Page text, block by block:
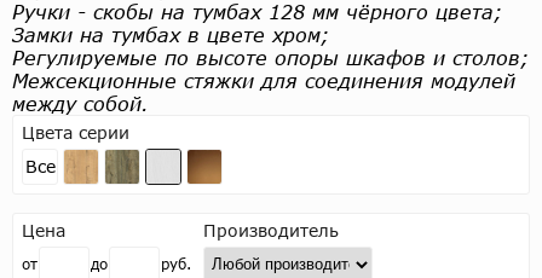
Ручки - скобы на тумбах 128 мм чёрного цвета;
Замки на тумбах в цвете хром;
Регулируемые по высоте опоры шкафов и столов;
Межсекционные стяжки для соединения модулей
между собой.
Цвета серии
Все
Цена
от до руб.
Производитель